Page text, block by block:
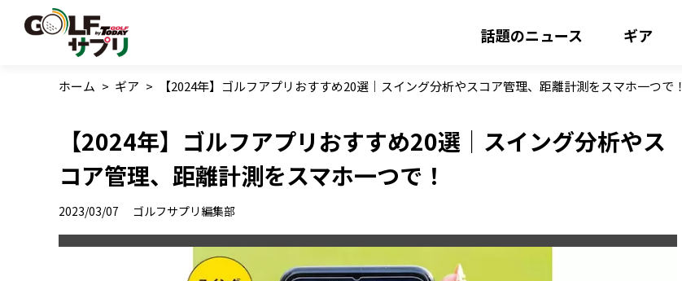
話題のニュース ギア
ホーム > ギア > 【2024年】ゴルフアプリおすすめ20選｜スイング分析やスコア管理、距離計測をスマホ一つで！
【2024年】ゴルフアプリおすすめ20選｜スイング分析やス
コア管理、距離計測をスマホ一つで！
2023/03/07 ゴルフサプリ編集部